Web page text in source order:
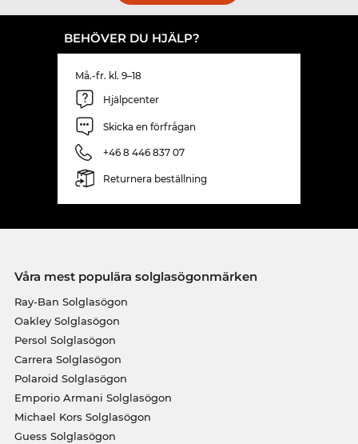
BEHÖVER DU HJÄLP?
Må.-fr. kl. 9–18
Hjälpcenter
Skicka en förfrågan
+46 8 446 837 07
Returnera beställning
Våra mest populära solglasögonmärken
Ray-Ban Solglasögon
Oakley Solglasögon
Persol Solglasögon
Carrera Solglasögon
Polaroid Solglasögon
Emporio Armani Solglasögon
Michael Kors Solglasögon
Guess Solglasögon